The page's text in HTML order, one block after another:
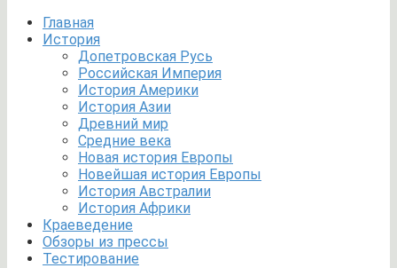
Главная
История
Допетровская Русь
Российская Империя
История Америки
История Азии
Древний мир
Средние века
Новая история Европы
Новейшая история Европы
История Австралии
История Африки
Краеведение
Обзоры из прессы
Тестирование